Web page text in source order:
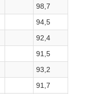
98,7
94,5
92,4
91,5
93,2
91,7